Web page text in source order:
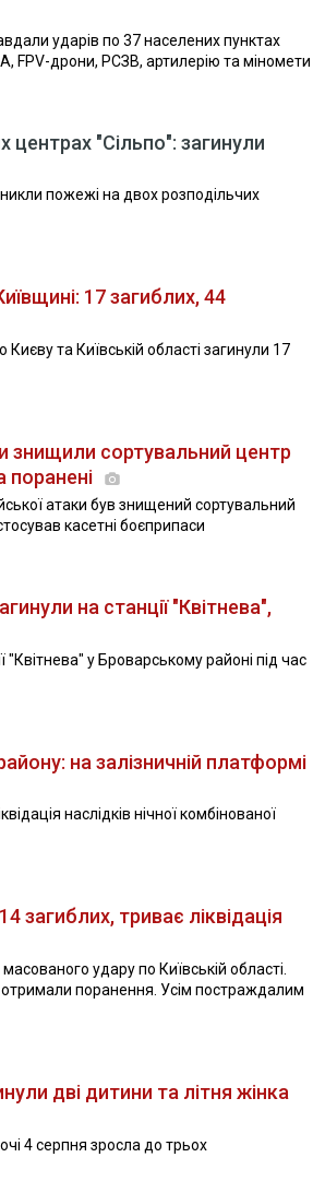
ударів по 37 населених пунктах
FPV-дрони, РСЗВ, артилерію та міномети
"Сільпо": загинули
пожежі на двох розподільчих
17 загиблих, 44
та Київській області загинули 17
знищили сортувальний центр
поранені
атаки був знищений сортувальний
касетні боєприпаси
на станції "Квітнева",
"Квітнева" у Броварському районі під час
на залізничній платформі
наслідків нічної комбінованої
загиблих, триває ліквідація
удару по Київській області.
поранення. Усім постраждалим
дві дитини та літня жінка
4 серпня зросла до трьох